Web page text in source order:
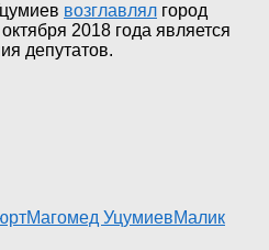
возглавлял город
2018 года является
депутатов.
Магомед УцумиевМалик